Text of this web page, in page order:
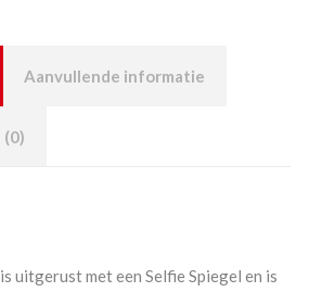
Aanvullende informatie
uitgerust met een Selfie Spiegel en is